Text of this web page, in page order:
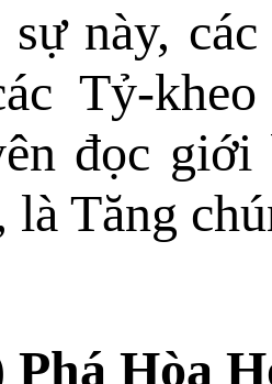
này,
Tỷ-
đọc giới
Tăng
Hòa